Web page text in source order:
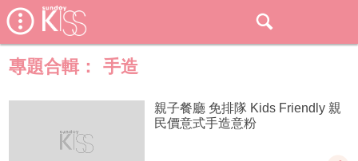
專題合輯： 手造
親子餐廳 免排隊 Kids Friendly 親
民價意式手造意粉